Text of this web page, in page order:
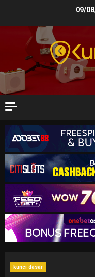
09/
kunci dasar